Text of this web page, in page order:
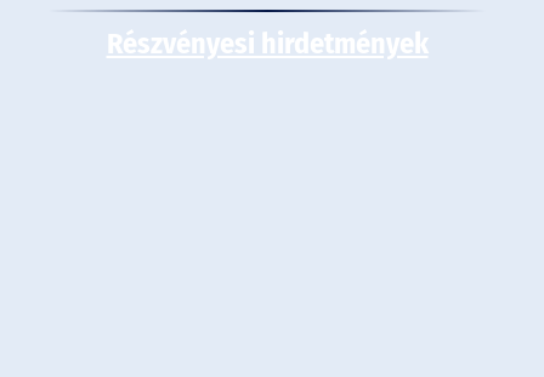
Részvényesi hirdetmények